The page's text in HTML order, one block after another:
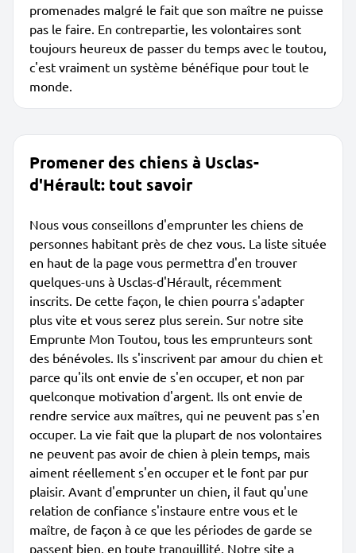
promenades malgré le fait que son maître ne puisse
pas le faire. En contrepartie, les volontaires sont
toujours heureux de passer du temps avec le toutou,
c'est vraiment un système bénéfique pour tout le
monde.
Promener des chiens à Usclas-
d'Hérault: tout savoir
Nous vous conseillons d'emprunter les chiens de
personnes habitant près de chez vous. La liste située
en haut de la page vous permettra d'en trouver
quelques-uns à Usclas-d'Hérault, récemment
inscrits. De cette façon, le chien pourra s'adapter
plus vite et vous serez plus serein. Sur notre site
Emprunte Mon Toutou, tous les emprunteurs sont
des bénévoles. Ils s'inscrivent par amour du chien et
parce qu'ils ont envie de s'en occuper, et non par
quelconque motivation d'argent. Ils ont envie de
rendre service aux maîtres, qui ne peuvent pas s'en
occuper. La vie fait que la plupart de nos volontaires
ne peuvent pas avoir de chien à plein temps, mais
aiment réellement s'en occuper et le font par pur
plaisir. Avant d'emprunter un chien, il faut qu'une
relation de confiance s'instaure entre vous et le
maître, de façon à ce que les périodes de garde se
passent bien, en toute tranquillité. Notre site a